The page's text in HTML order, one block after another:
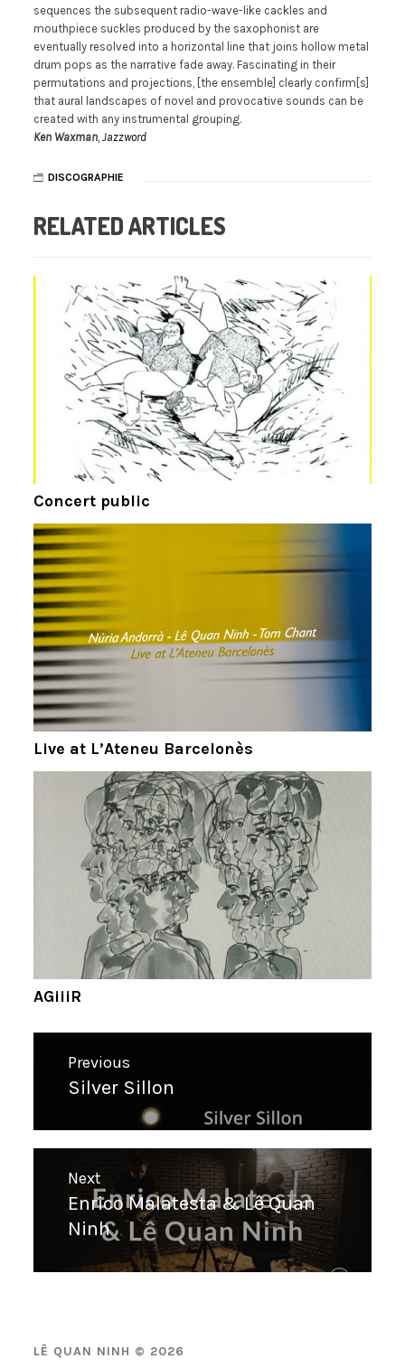
sequences the subsequent radio-wave-like cackles and
mouthpiece suckles produced by the saxophonist are
eventually resolved into a horizontal line that joins hollow metal
drum pops as the narrative fade away. Fascinating in their
permutations and projections, [the ensemble] clearly confirm[s]
that aural landscapes of novel and provocative sounds can be
created with any instrumental grouping.
Ken Waxman ,Jazzword
DISCOGRAPHIE
RELATED ARTICLES
Concert public
Live at L’Ateneu Barcelonès
AGiiiR
l’article
Previous
Previous
Silver Sillon
Next
Next
post:
Enrico Malatesta & Lê Quan
Ninh
LÊ QUAN NINH © 2026